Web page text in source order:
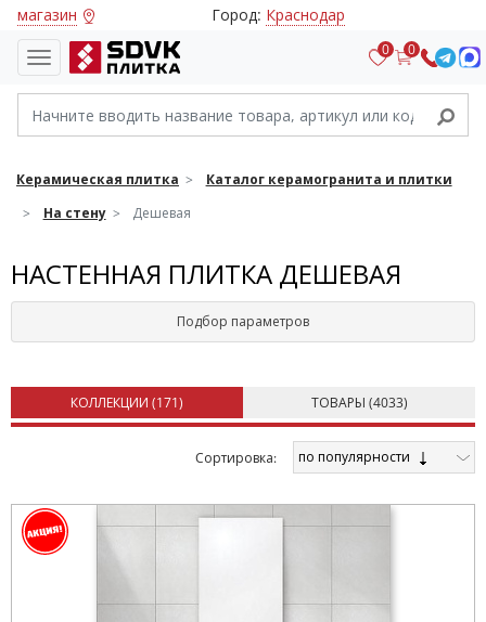
магазин Город: Краснодар
0 0
Керамическая плитка
Каталог керамогранита и плитки
На стену
Дешевая
НАСТЕННАЯ ПЛИТКА ДЕШЕВАЯ
Подбор параметров
КОЛЛЕКЦИИ (171) ТОВАРЫ (4033)
Cортировка: по популярности